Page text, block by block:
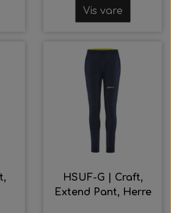
Vis vare
HSUF-G | Craft,
Extend Pant, Herre